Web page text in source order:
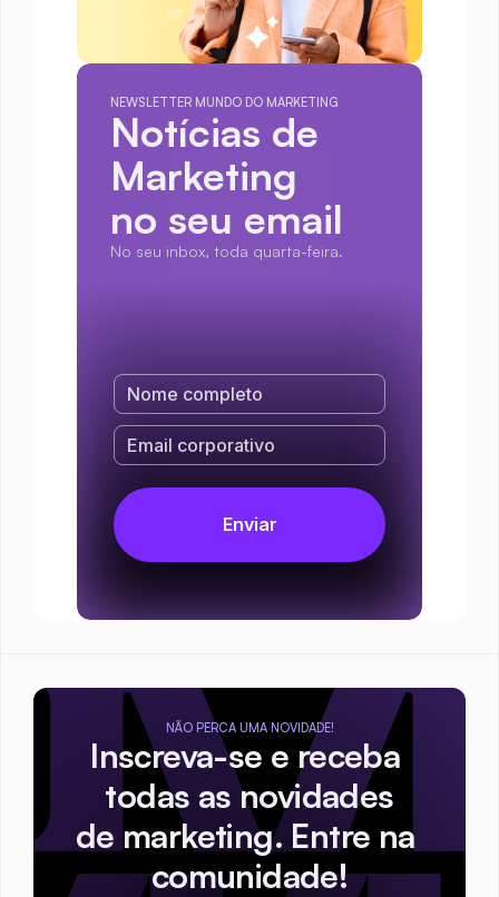
NEWSLETTER MUNDO DO MARKETING
Notícias de
Marketing
no seu email
No seu inbox, toda quarta-feira.
NÃO PERCA UMA NOVIDADE!
Inscreva-se e receba
todas as novidades
de marketing. Entre na
comunidade!